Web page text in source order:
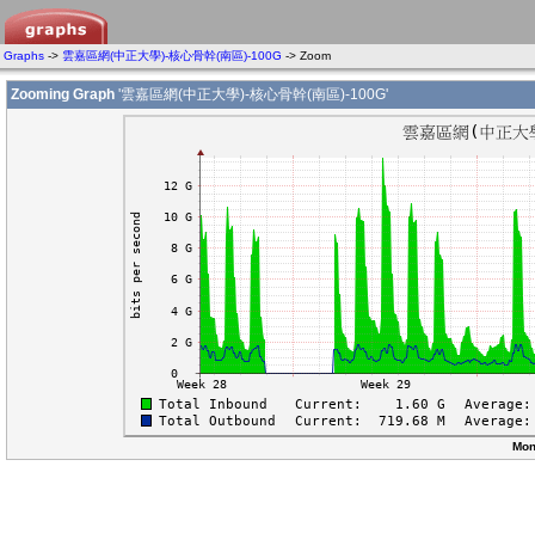
Graphs -> 雲嘉區網(中正大學)-核心骨幹(南區)-100G -> Zoom
Zooming Graph '雲嘉區網(中正大學)-核心骨幹(南區)-100G'